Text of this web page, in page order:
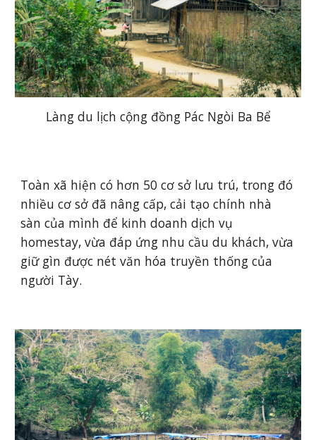
Làng du lịch cộng đồng Pác Ngòi Ba Bể
Toàn xã hiện có hơn 50 cơ sở lưu trú, trong đó
nhiều cơ sở đã nâng cấp, cải tạo chính nhà
sàn của mình để kinh doanh dịch vụ
homestay, vừa đáp ứng nhu cầu du khách, vừa
giữ gìn được nét văn hóa truyền thống của
người Tày.